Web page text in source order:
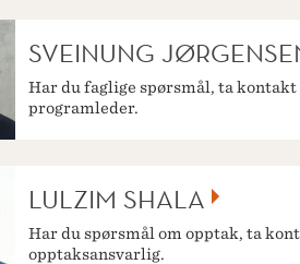
SVEINUNG
Har du faglige spørsmål, ta kontakt
programleder.
LULZIM SHALA
Har du spørsmål om opptak, ta
opptaksansvarlig.